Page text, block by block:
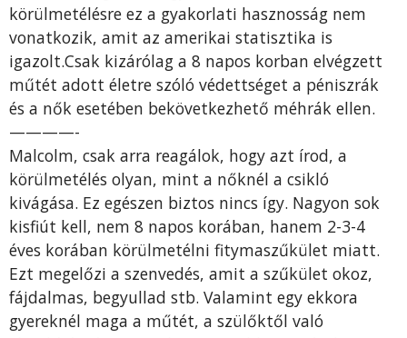
körülmetélésre ez a gyakorlati hasznosság nem
vonatkozik, amit az amerikai statisztika is
igazolt.Csak kizárólag a 8 napos korban elvégzett
műtét adott életre szóló védettséget a péniszrák
és a nők esetében bekövetkezhető méhrák ellen.
————-
Malcolm, csak arra reagálok, hogy azt írod, a
körülmetélés olyan, mint a nőknél a csikló
kivágása. Ez egészen biztos nincs így. Nagyon sok
kisfiút kell, nem 8 napos korában, hanem 2-3-4
éves korában körülmetélni fitymaszűkület miatt.
Ezt megelőzi a szenvedés, amit a szűkület okoz,
fájdalmas, begyullad stb. Valamint egy ekkora
gyereknél maga a műtét, a szülőktől való